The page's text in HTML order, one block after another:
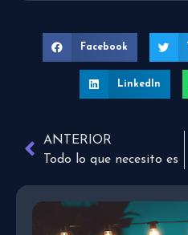
Facebook
LinkedIn
ANTERIOR
Todo lo que necesito es